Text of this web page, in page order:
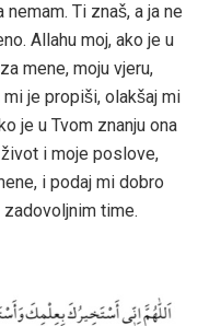
Ti znaš, a ja ne
Allahu moj, ako je u
mene, moju vjeru,
je propiši, olakšaj mi
je u Tvom znanju ona
i moje poslove,
i podaj mi dobro
time.